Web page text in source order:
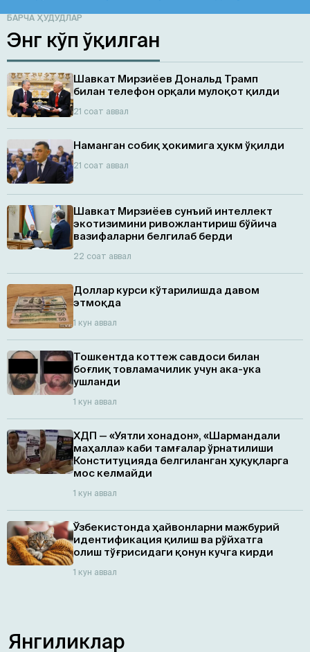
БАРЧА ҲУДУДЛАР
Энг кўп ўқилган
Шавкат Мирзиёев Дональд Трамп
билан телефон орқали мулоқот қилди
21 соат аввал
Наманган собиқ ҳокимига ҳукм ўқилди
21 соат аввал
Шавкат Мирзиёев сунъий интеллект
экотизимини ривожлантириш бўйича
вазифаларни белгилаб берди
22 соат аввал
Доллар курси кўтарилишда давом
этмоқда
1 кун аввал
Тошкентда коттеж савдоси билан
боғлиқ товламачилик учун ака-ука
ушланди
1 кун аввал
ХДП — «Уятли хонадон», «Шармандали
маҳалла» каби тамғалар ўрнатилиши
Конституцияда белгиланган ҳуқуқларга
мос келмайди
1 кун аввал
Ўзбекистонда ҳайвонларни мажбурий
идентификация қилиш ва рўйхатга
олиш тўғрисидаги қонун кучга кирди
1 кун аввал
Янгиликлар